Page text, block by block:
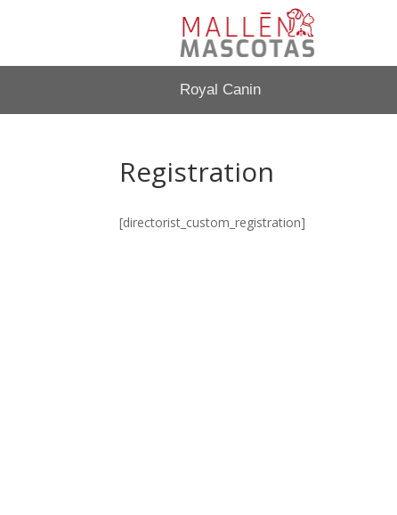
Royal Canin
Registration
[directorist_custom_registration]